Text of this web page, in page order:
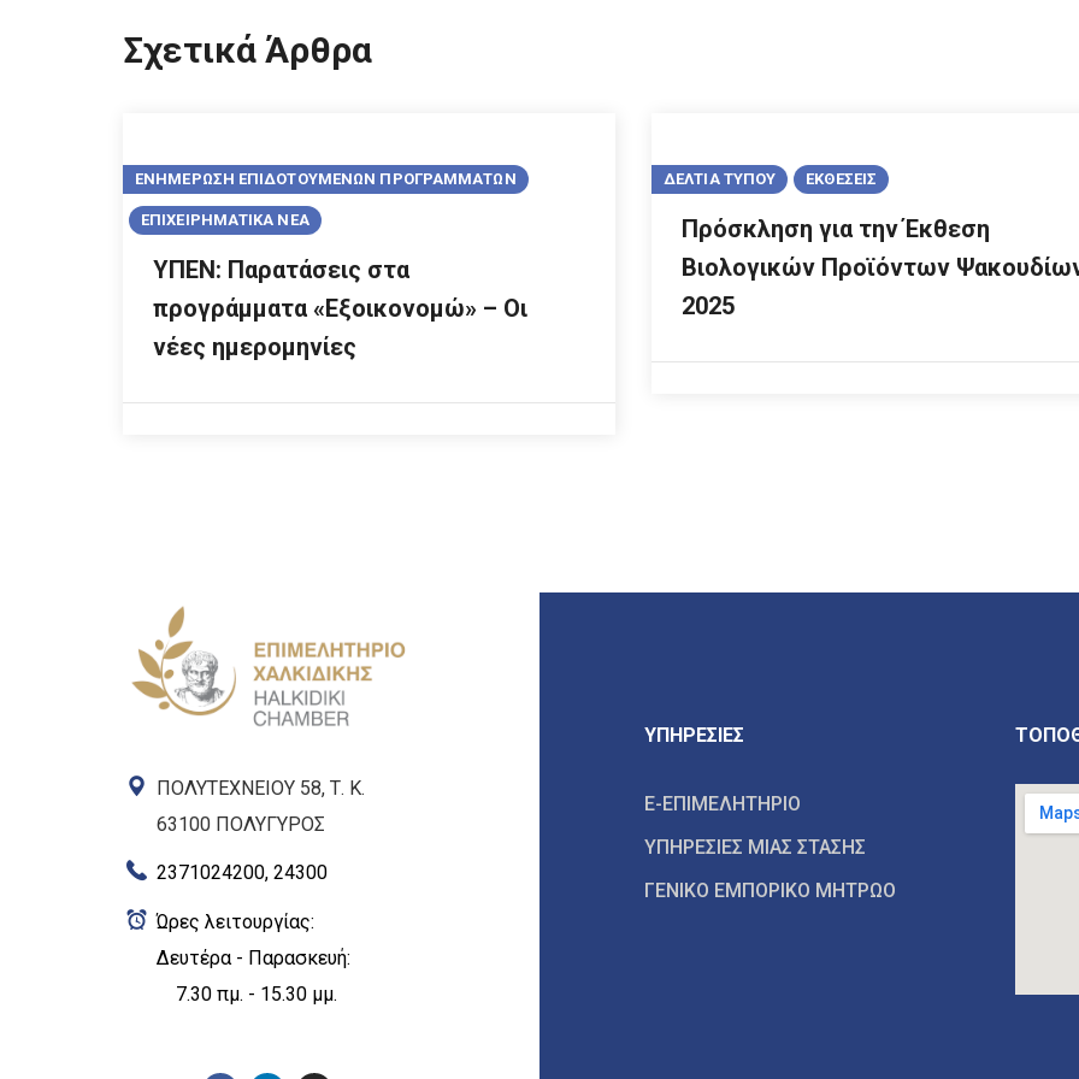
Σχετικά Άρθρα
ΕΝΗΜΕΡΩΣΗ ΕΠΙΔΟΤΟΥΜΕΝΩΝ ΠΡΟΓΡΑΜΜΑΤΩΝ
ΕΠΙΧΕΙΡΗΜΑΤΙΚΑ ΝΕΑ
ΥΠΕΝ: Παρατάσεις στα
προγράμματα «Εξοικονομώ» – Οι
νέες ημερομηνίες
ΔΕΛΤΙΑ ΤΥΠΟΥ ΕΚΘΕΣΕΙΣ
Πρόσκληση για την Έκθεση
Βιολογικών Προϊόντων
2025
ΠΟΛΥΤΕΧΝΕΙΟΥ 58, Τ. Κ.
63100 ΠΟΛΥΓΥΡΟΣ
2371024200, 24300
Ώρες λειτουργίας:
Δευτέρα - Παρασκευή:
7.30 πμ. - 15.30 μμ.
ΥΠΗΡΕΣΙΕΣ
E-ΕΠΙΜΕΛΗΤΗΡΙΟ
ΥΠΗΡΕΣΙΕΣ ΜΙΑΣ ΣΤΑΣΗΣ
ΓΕΝΙΚΟ ΕΜΠΟΡΙΚΟ ΜΗΤΡΩΟ